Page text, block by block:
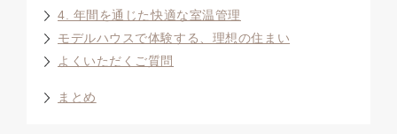
4. 年間を通じた快適な室温管理
モデルハウスで体験する、理想の住まい
よくいただくご質問
まとめ